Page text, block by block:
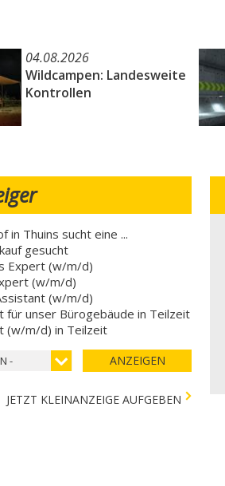
04.08.2026
Wildcampen: Landesweite
Kontrollen
in Thuins sucht eine ...
gesucht
Expert (w/m/d)
(w/m/d)
(w/m/d)
für unser Bürogebäude in Teilzeit
(w/m/d) in Teilzeit
- ANZEIGEN
JETZT KLEINANZEIGE AUFGEBEN